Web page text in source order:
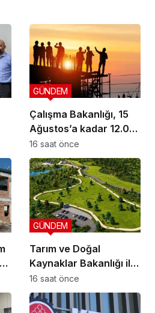
Çalışma Bakanlığı, 15
Ağustos’a kadar 12.00-
16.00 saatleri arasında
güneş altında çalışmayı
yasakladı
GÜNDEM
16 saat önce
Tarım ve Doğal
Kaynaklar Bakanlığı ile
İnşaat Mühendisleri
Odası arasında iş birliği
protokolü imzalandı
GÜNDEM
16 saat önce